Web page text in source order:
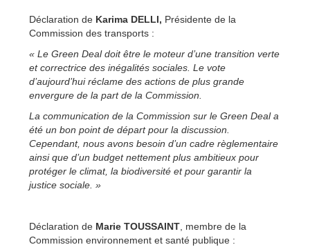
Déclaration de Karima DELLI, Présidente de la
Commission des transports :
« Le Green Deal doit être le moteur d’une transition verte
et correctrice des inégalités sociales. Le vote
d’aujourd’hui réclame des actions de plus grande
envergure de la part de la Commission.
La communication de la Commission sur le Green Deal a
été un bon point de départ pour la discussion.
Cependant, nous avons besoin d’un cadre règlementaire
ainsi que d’un budget nettement plus ambitieux pour
protéger le climat, la biodiversité et pour garantir la
justice sociale. »
Déclaration de Marie TOUSSAINT, membre de la
Commission environnement et santé publique :